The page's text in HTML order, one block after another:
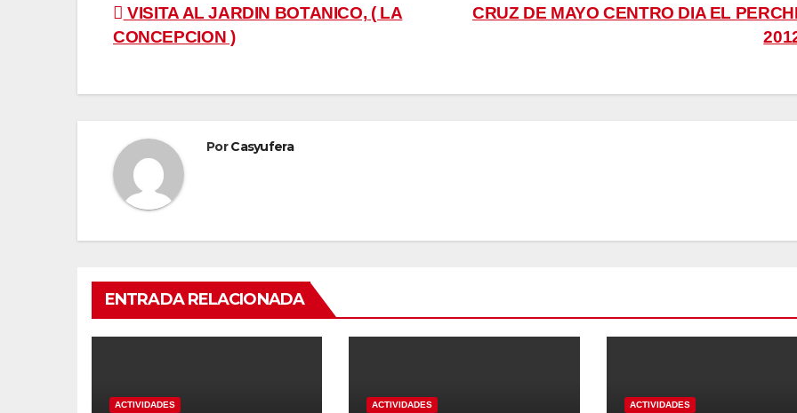
Navegación
de
entradas
CRUZ DE MAYO CENTRO DIA EL
VISITA AL JARDIN BOTANICO, ( LA
CONCEPCION )
PorCasyufera
ENTRADA RELACIONADA
ACTIVIDADES ACTIVIDADES ACTIVIDADES